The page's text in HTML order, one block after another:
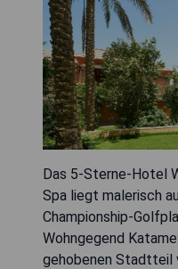
Das 5-Sterne-Hotel
Spa liegt malerisch
Championship-
Wohngegend
gehobenen Stadtteil